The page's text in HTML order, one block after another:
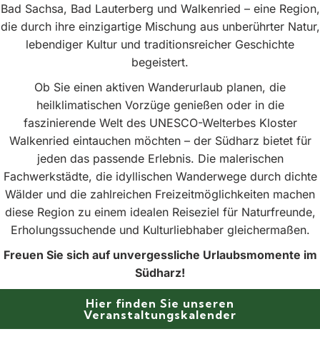
Bad Sachsa, Bad Lauterberg und Walkenried – eine Region,
die durch ihre einzigartige Mischung aus unberührter Natur,
lebendiger Kultur und traditionsreicher Geschichte
begeistert.
Ob Sie einen aktiven Wanderurlaub planen, die
heilklimatischen Vorzüge genießen oder in die
faszinierende Welt des UNESCO-Welterbes Kloster
Walkenried eintauchen möchten – der Südharz bietet für
jeden das passende Erlebnis. Die malerischen
Fachwerkstädte, die idyllischen Wanderwege durch dichte
Wälder und die zahlreichen Freizeitmöglichkeiten machen
diese Region zu einem idealen Reiseziel für Naturfreunde,
Erholungssuchende und Kulturliebhaber gleichermaßen.
Freuen Sie sich auf unvergessliche Urlaubsmomente im
Südharz!
Hier finden Sie unseren
Veranstaltungskalender